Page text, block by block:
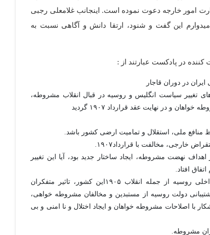
امور خارجه دعوت نموده است. اینجانب غلامعلی رجبی
این گفت و شنود، ارتقا دانش و آگاهی نسبت به
در پادکست عبارتند از :
در دوران قاجار
تغییر سیاست انگلیس و روسیه در قبال انقلاب مشروطه،
و در نهایت عقد قرارداد ۱۹۰۷ گردید
منافع ملی، استقلال و تمامیت ارضی کشور باشد.
خارجی، مخالفت با قرارداد۱۹۰۷.
نهضت مشروطه، ایجاد ساختار جدید بود، آیا این تغییر
افتاد.
روسیه و انقلاب مشروطه. تاثیر نهضت مشروطه از تحولات داخلی روسیه از جمله انقلاب ۱۹۰۵این کشور، تاثیر متفکران
دولت روسیه از مستبدین و مخالفان مشروطه خواهی،
با اصلاحات مشروطه خواهان و ایجاد اختلال و نا امنی و بی
مشروطه.